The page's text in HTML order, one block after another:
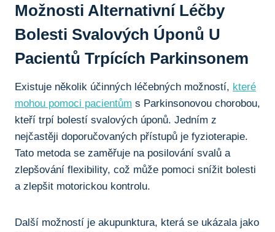
Možnosti ⁣alternativní Léčby
Bolesti⁢ Svalových Úponů U
Pacientů Trpících Parkinsonem
Existuje ‍několik účinných léčebných možností,⁢ které
mohou pomoci pacientům s Parkinsonovou​ chorobou,
⁣kteří trpí ⁣bolestí​ svalových úponů. ⁢Jedním z
nejčastěji doporučovaných‍ přístupů je ‌fyzioterapie.
Tato metoda ‍se zaměřuje na posilování svalů a
zlepšování flexibility, což může pomoci snížit bolesti
a zlepšit⁤ motorickou kontrolu.
Další možností ⁣je akupunktura, která se ⁢ukázala jako